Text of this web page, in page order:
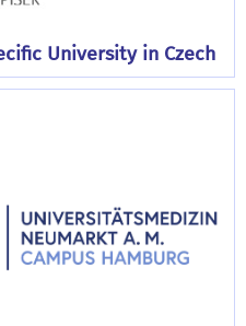
University in Czech